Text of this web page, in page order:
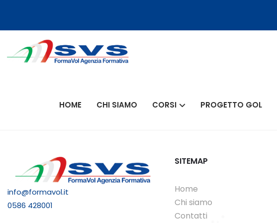
HOME CHI SIAMO CORSI PROGETTO GOL
info@formavol.it
0586 428001
SITEMAP
Home
Chi siamo
Contatti